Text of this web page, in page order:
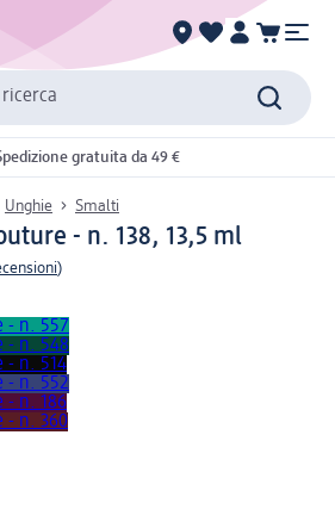
gratuita da 49 €
Unghie Smalti
- n. 138, 13,5 ml
)
- n. 557
- n. 548
- n. 514
- n. 552
- n. 186
- n. 360